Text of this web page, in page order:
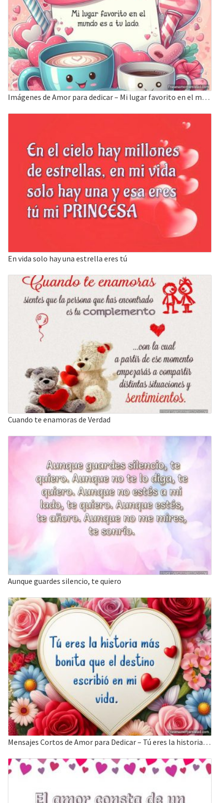
Imágenes de Amor para dedicar – Mi lugar favorito en el mundo
En vida solo hay una estrella eres tú
Cuando te enamoras de Verdad
Aunque guardes silencio, te quiero
Mensajes Cortos de Amor para Dedicar – Tú eres la historia más bonita